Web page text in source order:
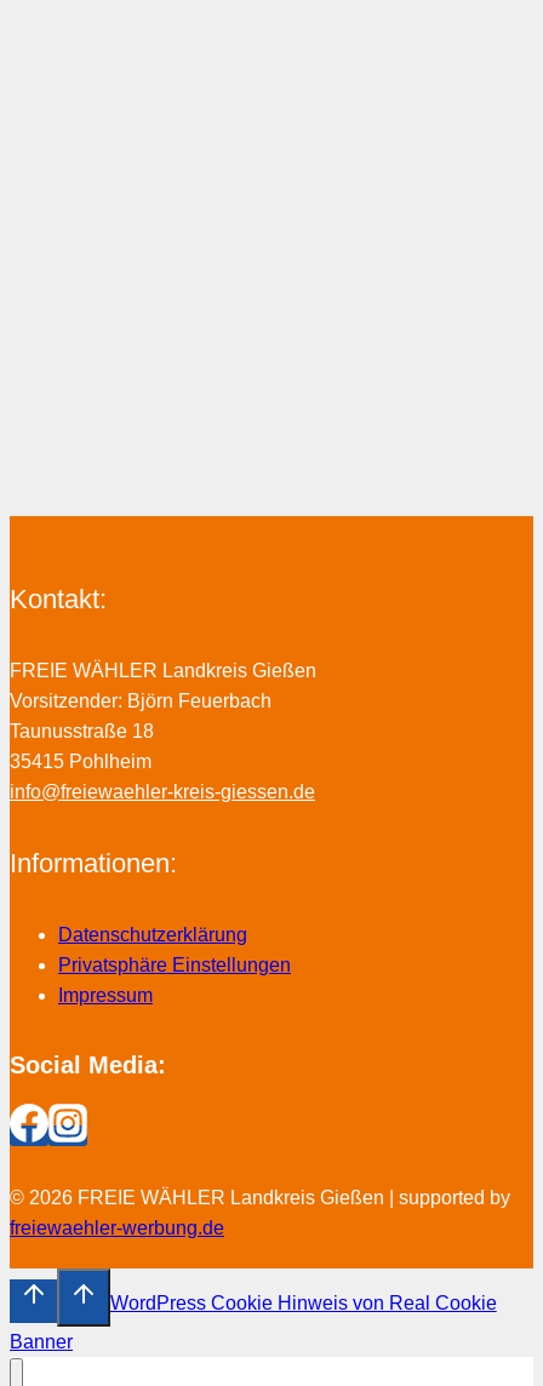
Kontakt:
FREIE WÄHLER Landkreis Gießen
Vorsitzender: Björn Feuerbach
Taunusstraße 18
35415 Pohlheim
info@freiewaehler-kreis-giessen.de
Informationen:
Datenschutzerklärung
Privatsphäre Einstellungen
Impressum
Social Media:
© 2026 FREIE WÄHLER Landkreis Gießen | supported by
freiewaehler-werbung.de
WordPress Cookie Hinweis von Real Cookie
Banner